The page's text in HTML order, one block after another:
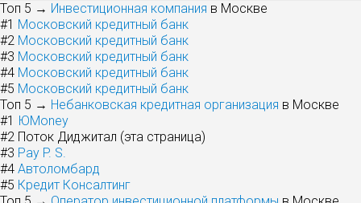
Топ 5 → Инвестиционная компания в Москве
#1 Московский кредитный банк
#2 Московский кредитный банк
#3 Московский кредитный банк
#4 Московский кредитный банк
#5 Московский кредитный банк
Топ 5 → Небанковская кредитная организация в Москве
#1 ЮMoney
#2 Поток Диджитал (эта страница)
#3 Pay P. S.
#4 Автоломбард
#5 Кредит Консалтинг